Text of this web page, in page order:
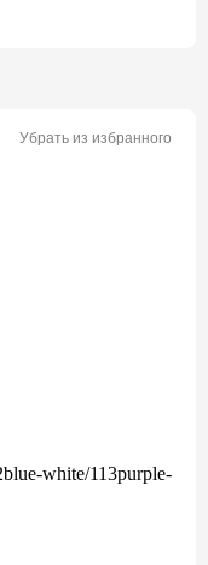
Убрать из избранного
white/113purple-